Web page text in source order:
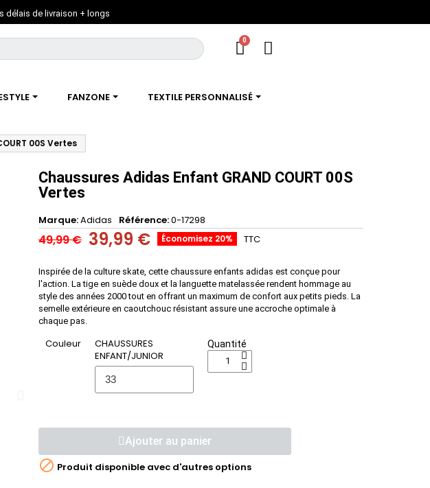
délais de livraison + longs
FANZONE TEXTILE PERSONNALISÉ
00S Vertes
Chaussures Adidas Enfant GRAND COURT 00S
Vertes
Marque Adidas Référence 0-17298
49,99 € 39,99 € Économisez 20% TTC
Inspirée de la culture skate, cette chaussure enfants adidas est conçue pour
l'action. La tige en suède doux et la languette matelassée rendent hommage au
style des années 2000 tout en offrant un maximum de confort aux petits pieds. La
semelle extérieure en caoutchouc résistant assure une accroche optimale à
chaque pas.
Couleur
CHAUSSURES
ENFANT/JUNIOR
Quantité
Ajouter au panier
 Produit disponible avec d'autres options